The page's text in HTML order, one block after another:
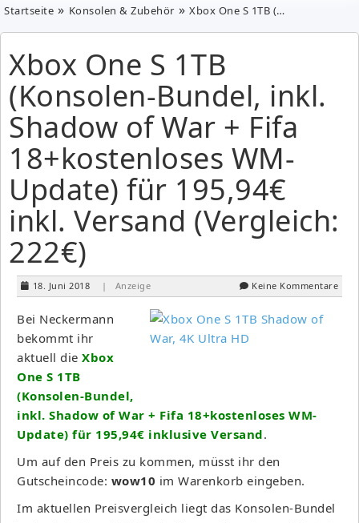
Startseite Konsolen & Zubehör Xbox One S 1TB (Konsolen-Bundel, inkl. Shadow of War + Fifa 18+kostenloses WM-Update) für 195,94€ inkl. Versand (Vergleich: 222€)
Xbox One S 1TB
(Konsolen-Bundel, inkl.
Shadow of War + Fifa
18+kostenloses WM-
Update) für 195,94€
inkl. Versand (Vergleich:
222€)
18. Juni 2018 | Anzeige Keine Kommentare
Bei Neckermann
bekommt ihr
aktuell die Xbox
One S 1TB
(Konsolen-Bundel,
inkl. Shadow of War + Fifa 18+kostenloses WM-
Update) für 195,94€ inklusive Versand.
Um auf den Preis zu kommen, müsst ihr den
Gutscheincode: wow10 im Warenkorb eingeben.
Im aktuellen Preisvergleich liegt das Konsolen-Bundel